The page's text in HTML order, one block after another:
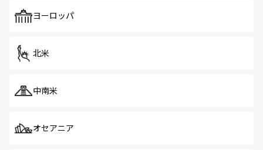
で、ホーカーズは地元の風情を楽しめる外せないスポット
ヨーロッパ
北米
中南米
オセアニア